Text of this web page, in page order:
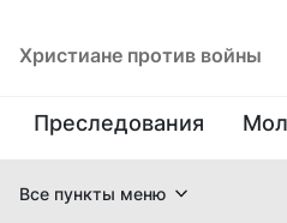
Христиане против войны
Преследования
Все пункты меню